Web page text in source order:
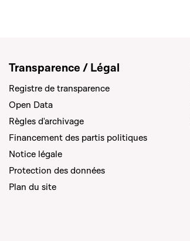
Transparence / Légal
Registre de transparence
Open Data
Règles d'archivage
Financement des partis politiques
Notice légale
Protection des données
Plan du site